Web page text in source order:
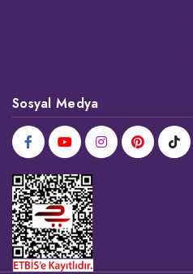
Sosyal Medya